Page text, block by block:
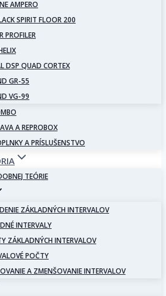
AMPERO
SPIRIT FLOOR 200
PROFILER
DSP QUAD CORTEX
GR-55
VG-99
A REPROBOX
A PRÍSLUŠENSTVO
TEÓRIE
ZÁKLADNÝCH INTERVALOV
INTERVALY
ZÁKLADNÝCH INTERVALOV
POČTY
A ZMENŠOVANIE INTERVALOV